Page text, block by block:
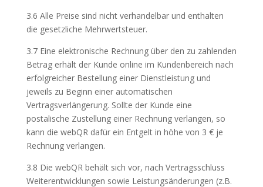
3.6 Alle Preise sind nicht verhandelbar und enthalten
die gesetzliche Mehrwertsteuer.
3.7 Eine elektronische Rechnung über den zu zahlenden
Betrag erhält der Kunde online im Kundenbereich nach
erfolgreicher Bestellung einer Dienstleistung und
jeweils zu Beginn einer automatischen
Vertragsverlängerung. Sollte der Kunde eine
postalische Zustellung einer Rechnung verlangen, so
kann die webQR dafür ein Entgelt in höhe von 3 € je
Rechnung verlangen.
3.8 Die webQR behält sich vor, nach Vertragsschluss
Weiterentwicklungen sowie Leistungsänderungen (z.B.